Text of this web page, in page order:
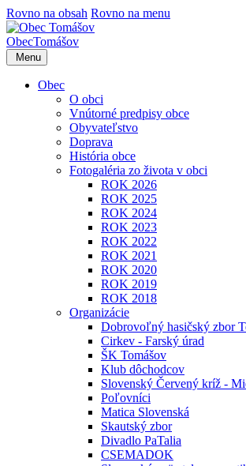
Rovno na obsah Rovno na menu
ObecTomášov
Menu
Obec
O obci
Vnútorné predpisy obce
Obyvateľstvo
Doprava
História obce
Fotogaléria zo života v obci
ROK 2026
ROK 2025
ROK 2024
ROK 2023
ROK 2022
ROK 2021
ROK 2020
ROK 2019
ROK 2018
Organizácie
Dobrovoľný hasičský zbor
Cirkev - Farský úrad
ŠK Tomášov
Klub dôchodcov
Slovenský Červený kríž -
Poľovníci
Matica Slovenská
Skautský zbor
Divadlo PaTalia
CSEMADOK